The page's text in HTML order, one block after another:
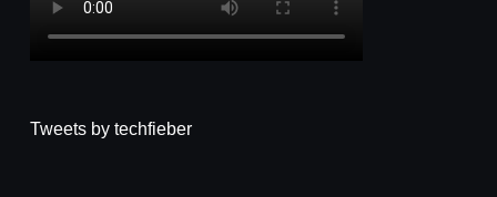
Tweets by techfieber